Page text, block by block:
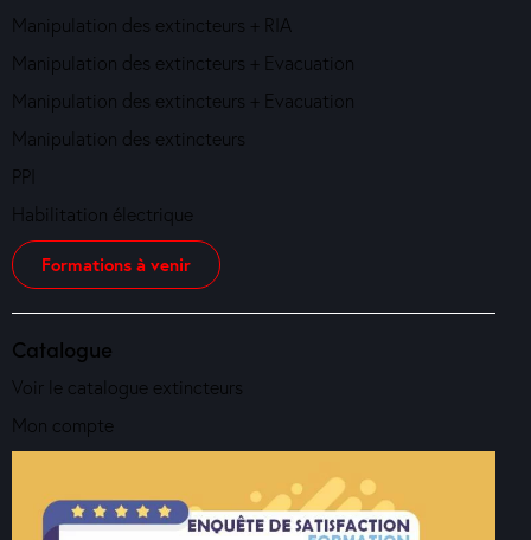
Manipulation des extincteurs + RIA
Manipulation des extincteurs + Evacuation
Manipulation des extincteurs + Evacuation
Manipulation des extincteurs
PPI
Habilitation électrique
Formations à venir
Catalogue
Voir le catalogue extincteurs
Mon compte